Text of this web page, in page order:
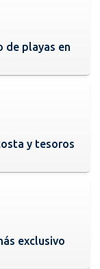
de playas en
y tesoros
exclusivo